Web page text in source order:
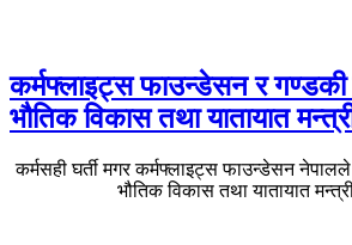
कर्मफ्लाइट्स फाउन्डेसन र
भौतिक विकास तथा यातायात
कर्मसही घर्ती मगर कर्मफ्लाइट्स फाउन्डेसन
भौतिक विकास तथा यातायात